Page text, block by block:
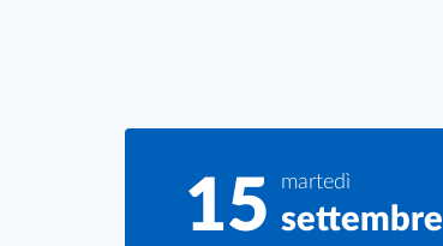
martedì
15 settembre